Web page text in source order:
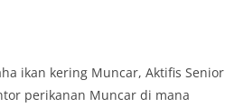
ikan kering Muncar, Aktifis Senior
perikanan Muncar di mana